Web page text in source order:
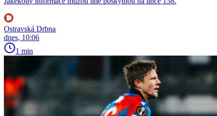
Ostravská Drbna
dnes, 10:06
1 min